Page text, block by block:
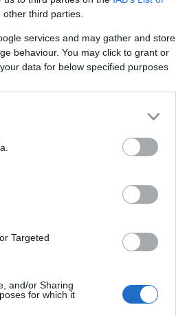
third parties.
services and may gather and store
behaviour. You may click to grant or
data for below specified purposes
Targeted
and/or Sharing
for which it